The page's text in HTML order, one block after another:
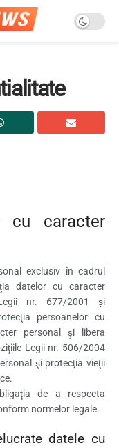
cu caracter
exclusiv în cadrul
datelor cu caracter
nr. 677/2001 și
persoanelor cu
personal şi libera
Legii nr. 506/2004
şi protecţia vieţii
de a respecta
normelor legale.
datele cu